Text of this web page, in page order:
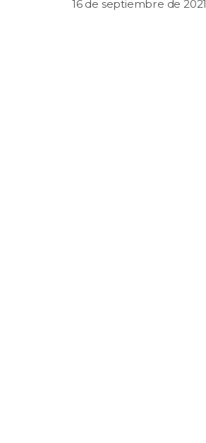
16 de septiembre de 2021